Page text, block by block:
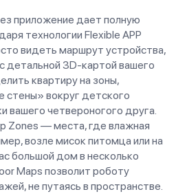
приложение дает полную
технологии Flexible APP
видеть маршрут устройства,
детальной 3D-картой вашего
квартиру на зоны,
стены» вокруг детского
вашего четвероногого друга.
Zones — места, где влажная
возле мисок питомца или на
большой дом в несколько
Maps позволит роботу
не путаясь в пространстве.